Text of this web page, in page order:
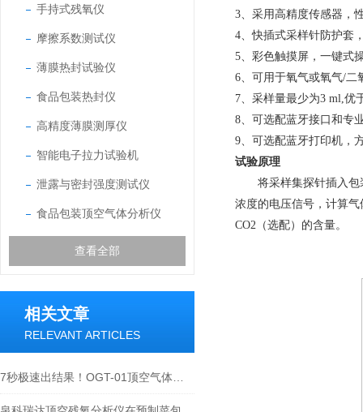
手持式残氧仪
摩擦系数测试仪
薄膜热封试验仪
食品包装热封仪
高精度薄膜测厚仪
智能电子拉力试验机
泄露与密封强度测试仪
食品包装顶空气体分析仪
查看全部
相关文章
RELEVANT ARTICLES
3、 采用高精度传感器，
4、快插式采样针防护套
5、 彩色触摸屏，一键式
6、 可用于氧气或氧气/二
7、 采样量最少为3 ml,优
8、 可选配蓝牙接口和专
9、 可选配蓝牙打印机，
试验原理
将采样集探针插入
浓度的电压信号，计算
CO2（选配）的含量。